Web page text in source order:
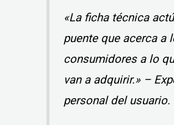
«La ficha técnica
puente que acerca a
consumidores a lo
van a adquirir.» –
personal del usuario.